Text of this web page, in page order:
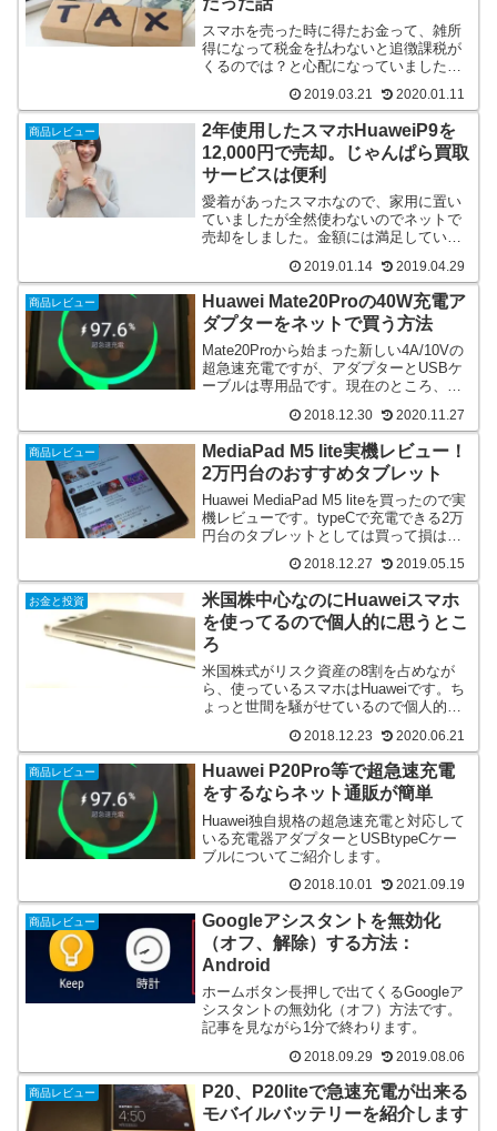
スマホを売った時に得たお金って、雑所
得になって税金を払わないと追徴課税が
くるのでは？と心配になっていました
なので非課税、との事でした。
2019.03.21 2020.01.11
商品レビュー
2年使用したスマホHuaweiP9を
12,000円で売却。じゃんぱら買取
サービスは便利
愛着があったスマホなので、家用に置い
ていましたが全然使わないのでネットで
売却をしました。金額には満足していま
2019.01.14 2019.04.29
商品レビュー
Huawei Mate20Proの40W充電ア
ダプターをネットで買う方法
Mate20Proから始まった新しい4A/10Vの
超急速充電ですが、アダプターとUSBケ
ーブルは専用品です。現在のところ、公
2018.12.30 2020.11.27
商品レビュー
MediaPad M5 lite実機レビュー！
2万円台のおすすめタブレット
Huawei MediaPad M5 liteを買ったので実
機レビューです。typeCで充電できる2万
円台のタブレットとしては買って損はし
2018.12.27 2019.05.15
お金と投資
米国株中心なのにHuaweiスマホ
を使ってるので個人的に思うとこ
ろ
米国株式がリスク資産の8割を占めなが
ら、使っているスマホはHuaweiです。ち
ょっと世間を騒がせているので個人的に
2018.12.23 2020.06.21
商品レビュー
Huawei P20Pro等で超急速充電
をするならネット通販が簡単
Huawei独自規格の超急速充電と対応して
いる充電器アダプターとUSBtypeCケー
ブルについてご紹介します。
2018.10.01 2021.09.19
商品レビュー
Googleアシスタントを無効化
（オフ、解除）する方法：
Android
ホームボタン長押しで出てくるGoogleア
シスタントの無効化（オフ）方法です。
記事を見ながら1分で終わります。
2018.09.29 2019.08.06
商品レビュー
P20、P20liteで急速充電が出来る
モバイルバッテリーを紹介します